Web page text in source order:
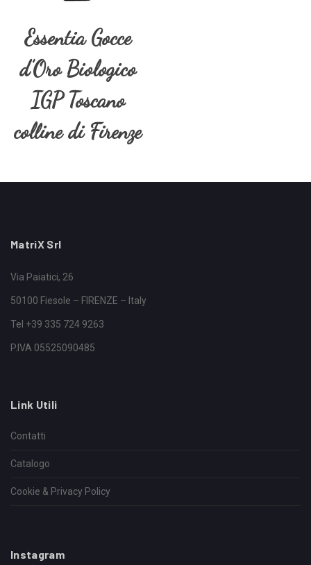
Essentia Gocce
d’Oro Biologico
IGP Toscano
colline di Firenze
MatriX Srl
Via Paiatici, 26
50100 Fiesole – FIRENZE – Italy
Tel +39 335 724 9263
P.IVA 05525090485
Link Utili
Contatti
Catalogo
Cookie & Privacy Policy
Instagram